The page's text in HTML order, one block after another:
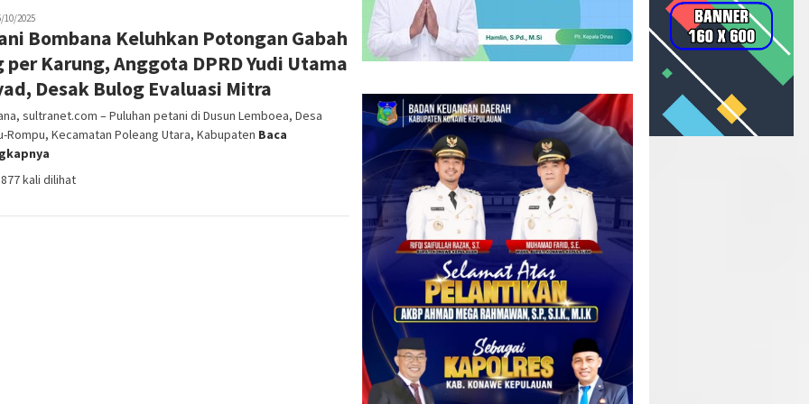
10/2025
Bombana Keluhkan Potongan Gabah
per Karung, Anggota DPRD Yudi Utama
Desak Bulog Evaluasi Mitra
sultranet.com – Puluhan petani di Dusun Lemboea, Desa
Rompu, Kecamatan Poleang Utara, Kabupaten Baca
kali dilihat